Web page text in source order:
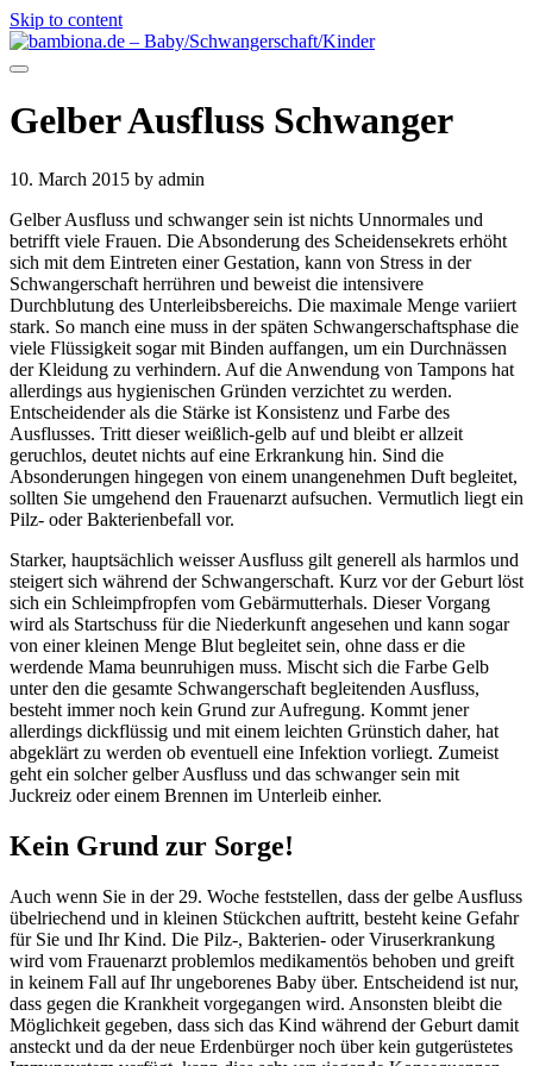
Skip to content
Gelber Ausfluss Schwanger
10. March 2015 by admin
Gelber Ausfluss und schwanger sein ist nichts Unnormales und
betrifft viele Frauen. Die Absonderung des Scheidensekrets erhöht
sich mit dem Eintreten einer Gestation, kann von Stress in der
Schwangerschaft herrühren und beweist die intensivere
Durchblutung des Unterleibsbereichs. Die maximale Menge variiert
stark. So manch eine muss in der späten Schwangerschaftsphase die
viele Flüssigkeit sogar mit Binden auffangen, um ein Durchnässen
der Kleidung zu verhindern. Auf die Anwendung von Tampons hat
allerdings aus hygienischen Gründen verzichtet zu werden.
Entscheidender als die Stärke ist Konsistenz und Farbe des
Ausflusses. Tritt dieser weißlich-gelb auf und bleibt er allzeit
geruchlos, deutet nichts auf eine Erkrankung hin. Sind die
Absonderungen hingegen von einem unangenehmen Duft begleitet,
sollten Sie umgehend den Frauenarzt aufsuchen. Vermutlich liegt ein
Pilz- oder Bakterienbefall vor.
Starker, hauptsächlich weisser Ausfluss gilt generell als harmlos und
steigert sich während der Schwangerschaft. Kurz vor der Geburt löst
sich ein Schleimpfropfen vom Gebärmutterhals. Dieser Vorgang
wird als Startschuss für die Niederkunft angesehen und kann sogar
von einer kleinen Menge Blut begleitet sein, ohne dass er die
werdende Mama beunruhigen muss. Mischt sich die Farbe Gelb
unter den die gesamte Schwangerschaft begleitenden Ausfluss,
besteht immer noch kein Grund zur Aufregung. Kommt jener
allerdings dickflüssig und mit einem leichten Grünstich daher, hat
abgeklärt zu werden ob eventuell eine Infektion vorliegt. Zumeist
geht ein solcher gelber Ausfluss und das schwanger sein mit
Juckreiz oder einem Brennen im Unterleib einher.
Kein Grund zur Sorge!
Auch wenn Sie in der 29. Woche feststellen, dass der gelbe Ausfluss
übelriechend und in kleinen Stückchen auftritt, besteht keine Gefahr
für Sie und Ihr Kind. Die Pilz-, Bakterien- oder Viruserkrankung
wird vom Frauenarzt problemlos medikamentös behoben und greift
in keinem Fall auf Ihr ungeborenes Baby über. Entscheidend ist nur,
dass gegen die Krankheit vorgegangen wird. Ansonsten bleibt die
Möglichkeit gegeben, dass sich das Kind während der Geburt damit
ansteckt und da der neue Erdenbürger noch über kein gutgerüstetes